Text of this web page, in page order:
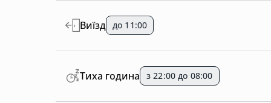
Виїзд до 11:00
Тиха година з 22:00 до 08:00